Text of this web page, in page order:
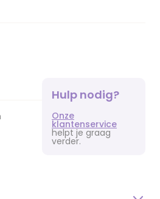
Hulp nodig?
Onze
klantenservice
helpt je graag
verder.